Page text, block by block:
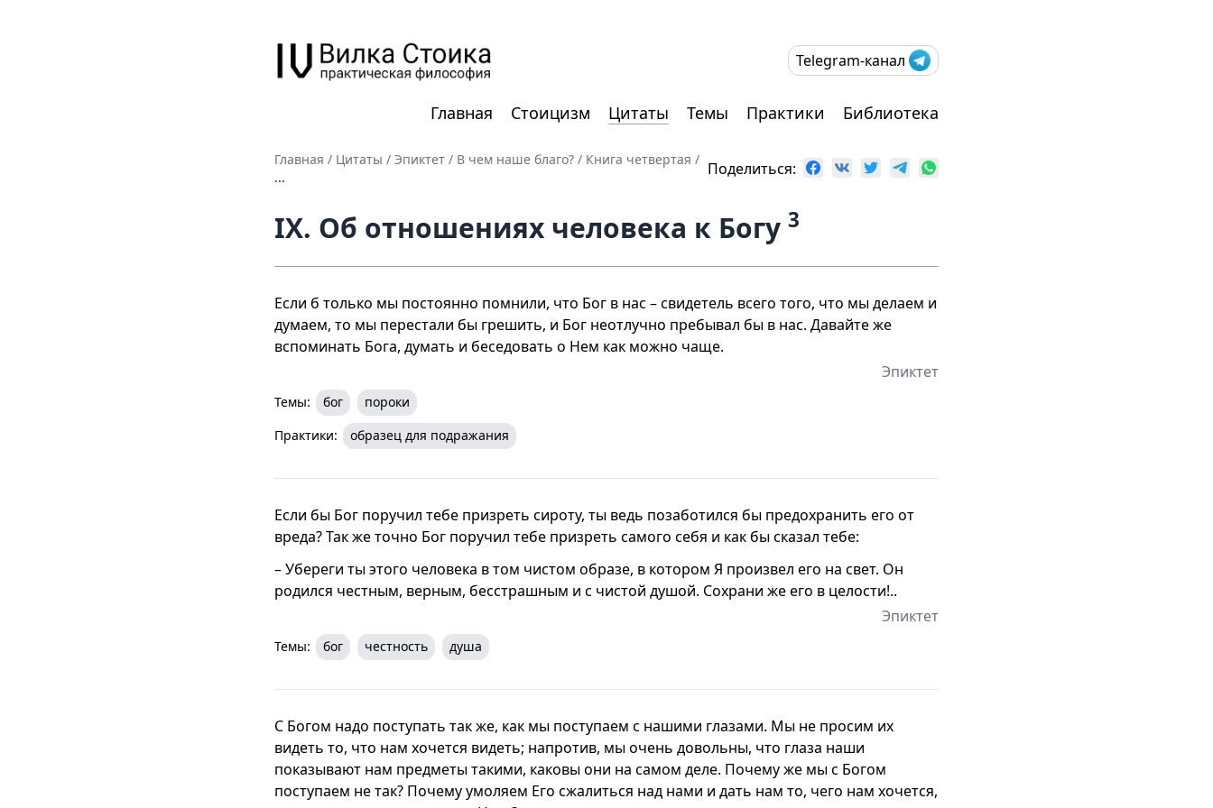
Telegram-канал
Главная Стоицизм Цитаты Темы Практики Библиотека
Главная / Цитаты / Эпиктет / В чем наше благо? / Книга четвертая /
...
Поделиться:
IX. Об отношениях человека к Богу 3
Если б только мы постоянно помнили, что Бог в нас – свидетель всего того, что мы делаем и
думаем, то мы перестали бы грешить, и Бог неотлучно пребывал бы в нас. Давайте же
вспоминать Бога, думать и беседовать о Нем как можно чаще.
Эпиктет
Темы: бог
пороки
Практики:
образец для подражания
Если бы Бог поручил тебе призреть сироту, ты ведь позаботился бы предохранить его от
вреда? Так же точно Бог поручил тебе призреть самого себя и как бы сказал тебе:
– Убереги ты этого человека в том чистом образе, в котором Я произвел его на свет. Он
родился честным, верным, бесстрашным и с чистой душой. Сохрани же его в целости!..
Эпиктет
Темы: бог честность душа
С Богом надо поступать так же, как мы поступаем с нашими глазами. Мы не просим их
видеть то, что нам хочется видеть; напротив, мы очень довольны, что глаза наши
показывают нам предметы такими, каковы они на самом деле. Почему же мы с Богом
поступаем не так? Почему умоляем Его сжалиться над нами и дать нам то, чего нам хочется,